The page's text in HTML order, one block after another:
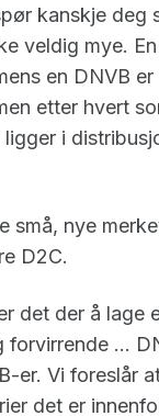
kanskje deg
veldig mye.
en DNVB
etter hvert
i
små, nye
D2C.
det der å lage
forvirrende ...
er. Vi foreslår
det er